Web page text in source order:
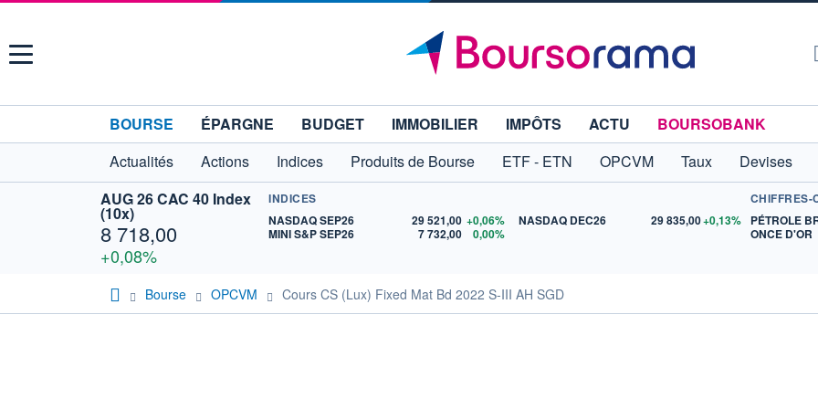
Menu
BOURSE ÉPARGNE BUDGET IMMOBILIER IMPÔTS ACTU
BOURSOBANK
Actualités
Actions Indices Produits de Bourse ETF - ETN OPCVM Taux Devises
AUG 26 CAC 40 Index
(10x)
8 718,00
+0,08%
INDICES
NASDAQ SEP26
29 521,00 +0,06%
MINI S&P SEP26
7 732,00 0,00%
NASDAQ DEC26 29 835,00+0,13%
CHIFFRES-
PÉTROLE
ONCE D'OR
Bourse OPCVM Cours CS (Lux) Fixed Mat Bd 2022 S-III AH SGD